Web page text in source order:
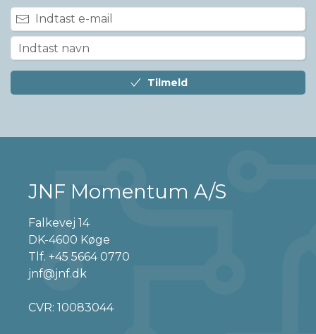
Tilmeld
JNF Momentum A/S
Falkevej 14
DK-4600 Køge
Tlf. +45 5664 0770
jnf@jnf.dk
CVR: 10083044